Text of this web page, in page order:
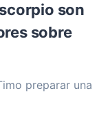
son
sobre
preparar una